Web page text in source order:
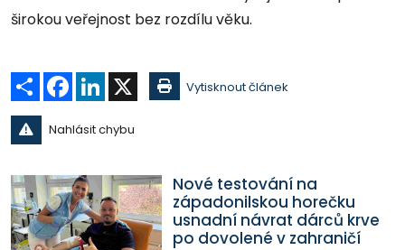
širokou veřejnost bez rozdílu věku.
Sdílet Facebook
LinkedIn Vytisknout článek
Nahlásit chybu
Nové testování na
západonilskou horečku
usnadní návrat dárců krve
po dovolené v zahraničí